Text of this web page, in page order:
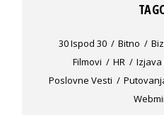
30 Ispod 30 Bitno
Filmovi
HR Izjava
Poslovne Vesti